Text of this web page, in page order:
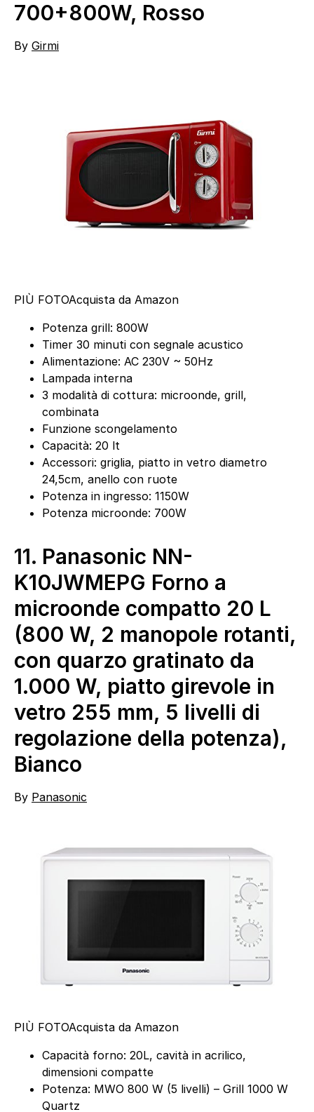
700+800W, Rosso
By Girmi
PIÙ FOTOAcquista da Amazon
Potenza grill: 800W
Timer 30 minuti con segnale acustico
Alimentazione: AC 230V ~ 50Hz
Lampada interna
3 modalità di cottura: microonde, grill,
combinata
Funzione scongelamento
Capacità: 20 lt
Accessori: griglia, piatto in vetro diametro
24,5cm, anello con ruote
Potenza in ingresso: 1150W
Potenza microonde: 700W
11. Panasonic NN-
K10JWMEPG Forno a
microonde compatto 20 L
(800 W, 2 manopole rotanti,
con quarzo gratinato da
1.000 W, piatto girevole in
vetro 255 mm, 5 livelli di
regolazione della potenza),
Bianco
By Panasonic
PIÙ FOTOAcquista da Amazon
Capacità forno: 20L, cavità in acrilico,
dimensioni compatte
Potenza: MWO 800 W (5 livelli) – Grill 1000 W
Quartz